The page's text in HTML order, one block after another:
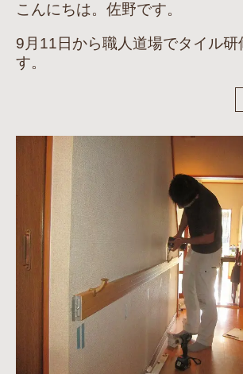
こんにちは。佐野です。
9月11日から職人道場でタイル研
す。